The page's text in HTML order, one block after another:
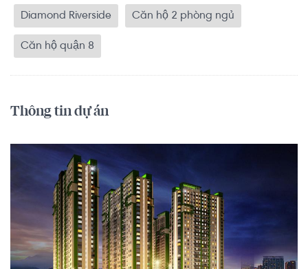
Diamond Riverside Căn hộ 2 phòng ngủ
Căn hộ quận 8
Thông tin dự án